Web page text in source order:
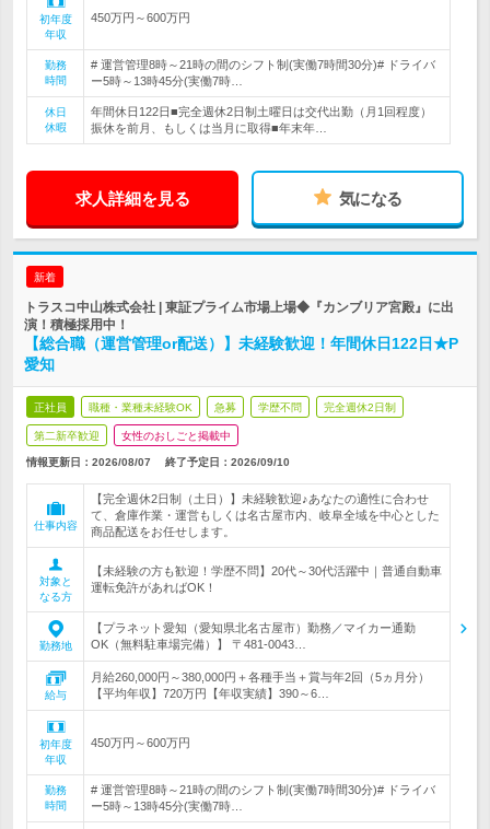
初年度
年収
450万円～600万円
勤務
時間
# 運営管理8時～21時の間のシフト制(実働7時間30分)# ドライバ
ー5時～13時45分(実働7時…
休日
休暇
年間休日122日■完全週休2日制土曜日は交代出勤（月1回程度）
振休を前月、もしくは当月に取得■年末年…
求人詳細を見る 気になる
新着
トラスコ中山株式会社 | 東証プライム市場上場◆『カンブリア宮殿』に出
演！積極採用中！
【総合職（運営管理or配送）】未経験歓迎！年間休日122日★P
愛知
正社員 職種・業種未経験OK 急募 学歴不問 完全週休2日制
第二新卒歓迎 女性のおしごと掲載中
情報更新日：2026/08/07 終了予定日： 2026/09/10
仕事内容
【完全週休2日制（土日）】未経験歓迎♪あなたの適性に合わせ
て、倉庫作業・運営もしくは名古屋市内、岐阜全域を中心とした
商品配送をお任せします。
対象と
なる方
【未経験の方も歓迎！学歴不問】20代～30代活躍中｜普通自動車
運転免許があればOK！
勤務地
【プラネット愛知（愛知県北名古屋市）勤務／マイカー通勤
OK（無料駐車場完備）】 〒481-0043…
給与
月給260,000円～380,000円＋各種手当＋賞与年2回（5ヵ月分）
【平均年収】720万円【年収実績】390～6…
初年度
年収
450万円～600万円
勤務
時間
# 運営管理8時～21時の間のシフト制(実働7時間30分)# ドライバ
ー5時～13時45分(実働7時…